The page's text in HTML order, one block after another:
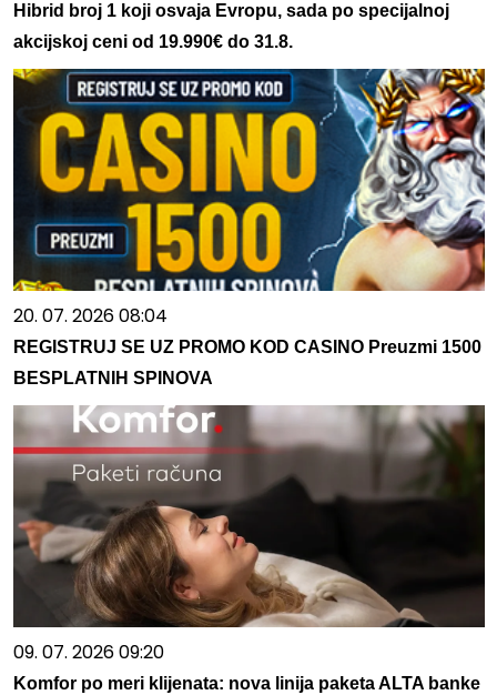
Hibrid broj 1 koji osvaja Evropu, sada po specijalnoj
akcijskoj ceni od 19.990€ do 31.8.
20. 07. 2026 08:04
REGISTRUJ SE UZ PROMO KOD CASINO Preuzmi 1500
BESPLATNIH SPINOVA
09. 07. 2026 09:20
Komfor po meri klijenata: nova linija paketa ALTA banke